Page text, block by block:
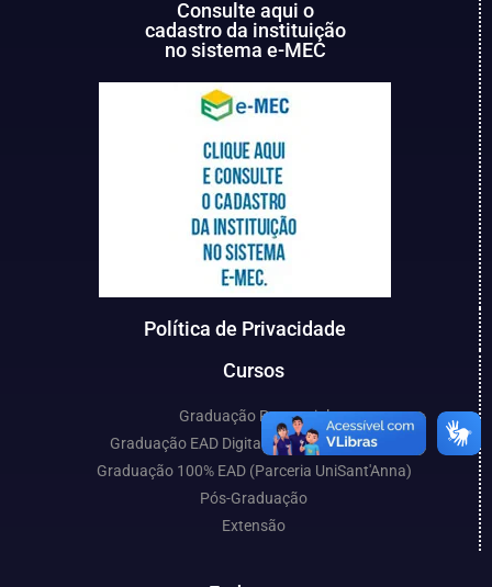
Consulte aqui o
cadastro da instituição
no sistema e-MEC
Política de Privacidade
Cursos
Graduação Presencial
Graduação EAD Digital (Parceria UniCESP)
Graduação 100% EAD (Parceria UniSant'Anna)
Pós-Graduação
Extensão